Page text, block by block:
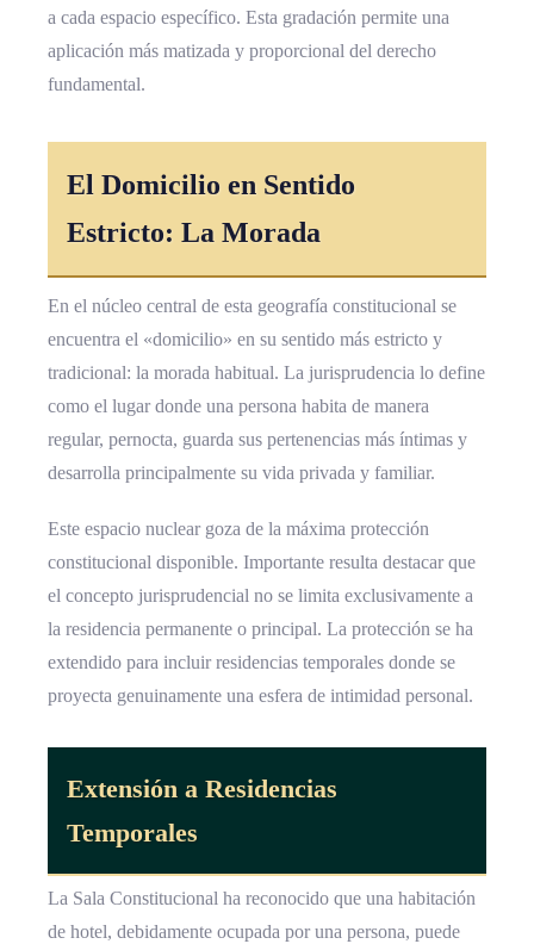
a cada espacio específico. Esta gradación permite una
aplicación más matizada y proporcional del derecho
fundamental.
El Domicilio en Sentido
Estricto: La Morada
En el núcleo central de esta geografía constitucional se
encuentra el «domicilio» en su sentido más estricto y
tradicional: la morada habitual. La jurisprudencia lo define
como el lugar donde una persona habita de manera
regular, pernocta, guarda sus pertenencias más íntimas y
desarrolla principalmente su vida privada y familiar.
Este espacio nuclear goza de la máxima protección
constitucional disponible. Importante resulta destacar que
el concepto jurisprudencial no se limita exclusivamente a
la residencia permanente o principal. La protección se ha
extendido para incluir residencias temporales donde se
proyecta genuinamente una esfera de intimidad personal.
Extensión a Residencias
Temporales
La Sala Constitucional ha reconocido que una habitación
de hotel, debidamente ocupada por una persona, puede